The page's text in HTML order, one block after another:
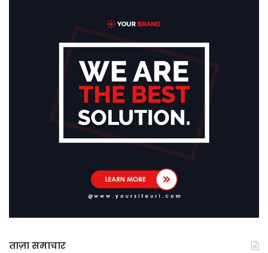
ताज़ा समाचार